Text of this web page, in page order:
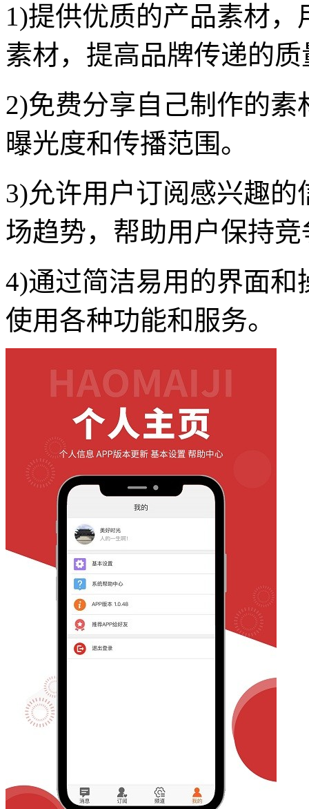
1)提供优质的产品素材
素材，提高品牌传递的
2)免费分享自己制作的
曝光度和传播范围。
3)允许用户订阅感兴趣
场趋势，帮助用户保持竞
4)通过简洁易用的界面
使用各种功能和服务。